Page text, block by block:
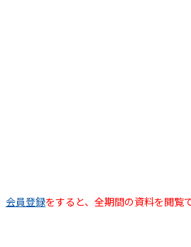
会員登録をすると、全期間の資料を閲覧